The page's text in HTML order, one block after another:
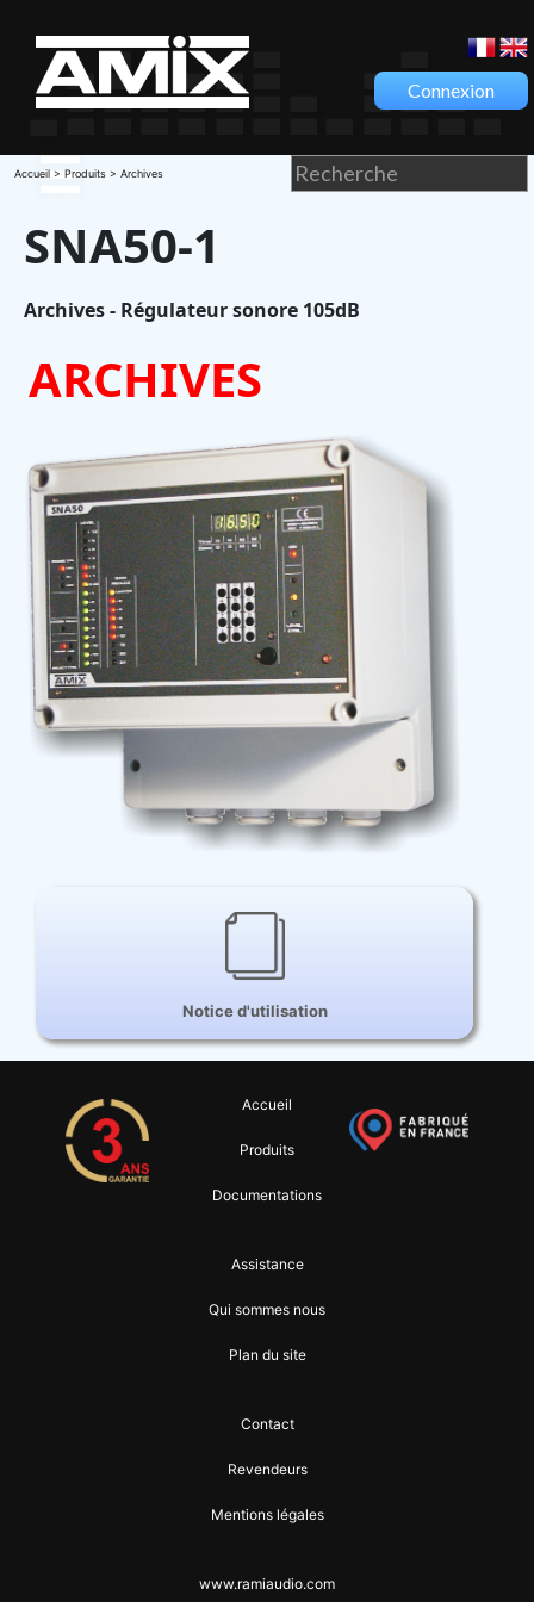
Connexion
Accueil > Produits > Archives
SNA50-1
Archives - Régulateur sonore 105dB
ARCHIVES
Notice d'utilisation
Accueil
Produits
Documentations
Assistance
Qui sommes nous
Plan du site
Contact
Revendeurs
Mentions légales
www.ramiaudio.com